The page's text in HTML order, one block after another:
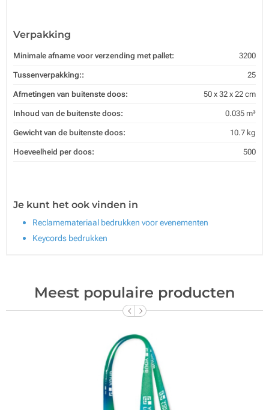
Verpakking
Minimale afname voor verzending met pallet: 3200
Tussenverpakking:: 25
Afmetingen van buitenste doos: 50 x 32 x 22 cm
Inhoud van de buitenste doos: 0.035 m³
Gewicht van de buitenste doos: 10.7 kg
Hoeveelheid per doos: 500
Je kunt het ook vinden in
Reclamemateriaal bedrukken voor evenementen
Keycords bedrukken
Meest populaire producten